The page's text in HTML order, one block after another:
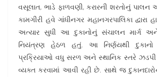
વસૂલાત, ભાડે ફાળવણી, કરારની શરતોનું
કામગીરી હવે ગાંધીનગર મહાનગરપાલિકા
અત્યાર સુધી આ દુકાનોનું સંચાલન માર્ગ અને
નિયંત્રણ હેઠળ હતું. આ નિર્ણયથી દુકાનો
પ્રક્રિયાઓ વધુ સરળ અને સ્થાનિક સ્તરે
વ્યક્ત કરવામાં આવી રહી છે. સાથે જ